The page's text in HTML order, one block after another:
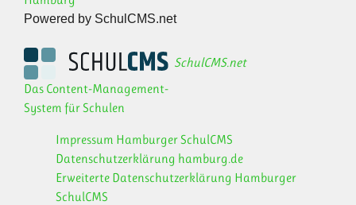
Powered by SchulCMS.net
SchulCMS.net
Das Content-Management-
System für Schulen
Impressum Hamburger SchulCMS
Datenschutzerklärung hamburg.de
Erweiterte Datenschutzerklärung Hamburger
SchulCMS